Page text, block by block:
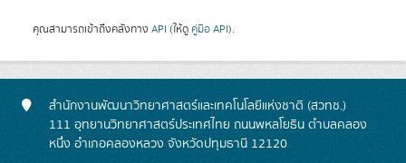
คุณสามารถเข้าถึงคลังทาง API (ให้ดู คู่มือ API).
สำนักงานพัฒนาวิทยาศาสตร์และเทคโนโลยีแห่งชาติ (สวทช.)
111 อุทยานวิทยาศาสตร์ประเทศไทย ถนนพหลโยธิน ตำบลคลอง
หนึ่ง อำเภอคลองหลวง จังหวัดปทุมธานี 12120